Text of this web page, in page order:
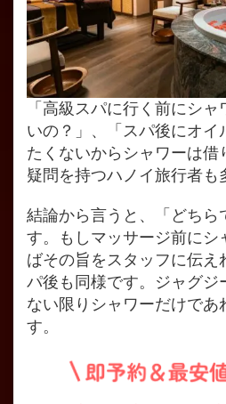
「高級スパに行く前にシ
いの？」、「スパ後にオイ
たくないからシャワーは借
疑問を持つハノイ旅行者も
結論から言うと、「どちら
す。もしマッサージ前にシ
ばその旨をスタッフに伝え
パ後も同様です。ジャグジ
ない限りシャワーだけであ
す。